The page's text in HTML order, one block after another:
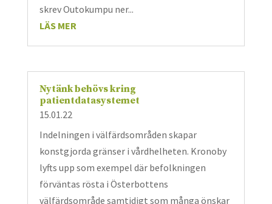
skrev Outokumpu ner...
LÄS MER
Nytänk behövs kring
patientdatasystemet
15.01.22
Indelningen i välfärdsområden skapar
konstgjorda gränser i vårdhelheten. Kronoby
lyfts upp som exempel där befolkningen
förväntas rösta i Österbottens
välfärdsområde samtidigt som många önskar